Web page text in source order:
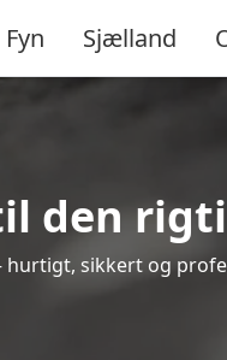
Fyn Sjælland
den
hurtigt, sikkert og